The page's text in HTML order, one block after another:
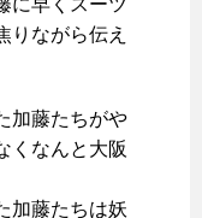
に早くスーツ
りながら伝え
加藤たちがや
くなんと大阪
加藤たちは妖